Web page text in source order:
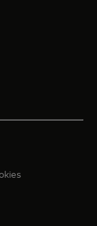
onglet
nouvel onglet
dans un nouvel